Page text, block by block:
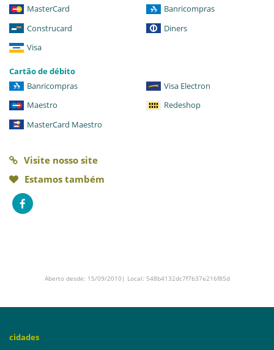
MasterCard
Banricompras
Construcard
Diners
Visa
Cartão de débito
Banricompras
Visa Electron
Maestro
Redeshop
MasterCard Maestro
Visite nosso site
Estamos também
Aberto desde: 15/09/2010| Local: 548b4132dc7f7b37e216f85d
cidades